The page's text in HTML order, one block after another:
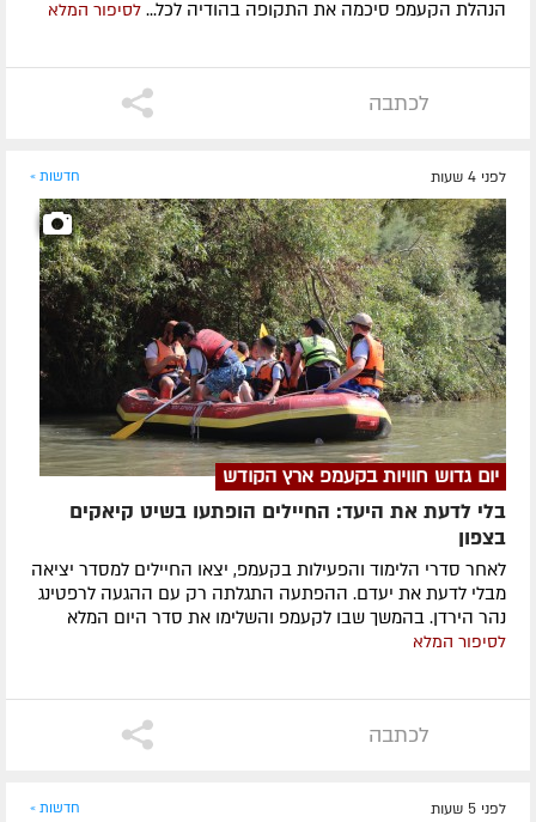
הנהלת הקעמפ סיכמה את התקופה בהודיה לכל... לסיפור המלא
לכתבה
לפני 4 שעות חדשות »
יום גדוש חוויות בקעמפ ארץ הקודש
בלי לדעת את היעד: החיילים הופתעו בשיט קיאקים
בצפון
לאחר סדרי הלימוד והפעילות בקעמפ, יצאו החיילים למסדר יציאה
מבלי לדעת את יעדם. ההפתעה התגלתה רק עם ההגעה לרפטינג
נהר הירדן. בהמשך שבו לקעמפ והשלימו את סדר היום המלא
לסיפור המלא
לכתבה
לפני 5 שעות חדשות »